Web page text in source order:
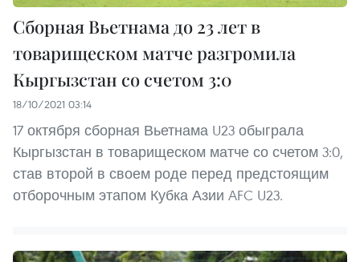
Сборная Вьетнама до 23 лет в
товарищеском матче разгромила
Кыргызстан со счетом 3:0
18/10/2021 03:14
17 октября сборная Вьетнама U23 обыграла
Кыргызстан в товарищеском матче со счетом 3:0,
став второй в своем роде перед предстоящим
отборочным этапом Кубка Азии AFC U23.